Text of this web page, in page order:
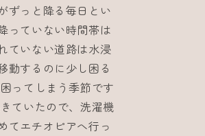
ずっと降る毎日とい
っていない時間帯は
ていない道路は水浸
動するのに少し困る
ってしまう季節です
ていたので、洗濯機
てエチオピアへ行っ